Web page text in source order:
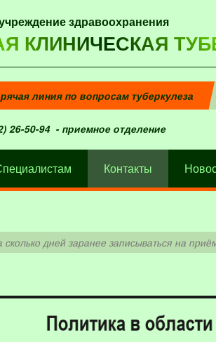
здравоохранения
КЛИНИЧЕСКАЯ
линия по вопросам туберкулеза
26-50-94- приемное отделение
Контакты
дней заранее записываться на